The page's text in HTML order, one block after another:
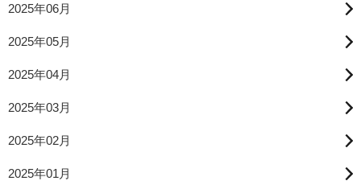
2025年06月
2025年05月
2025年04月
2025年03月
2025年02月
2025年01月